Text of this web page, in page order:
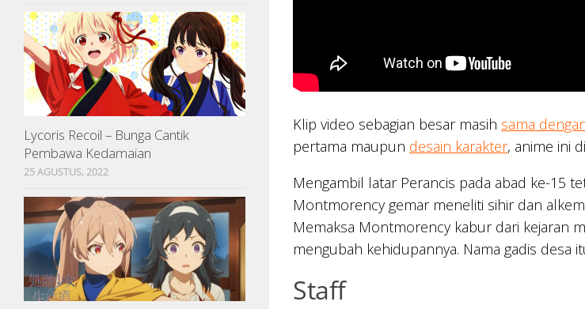
Klip video sebagian besar masih sama
pertama maupun desain karakter, anime ini
Mengambil latar Perancis pada abad ke-15
Montmorency gemar meneliti sihir dan
Memaksa Montmorency kabur dari kejaran
mengubah kehidupannya. Nama gadis desa
Staff
Lycoris Recoil – Bunga Cantik
Pembawa Kedamaian
25 AGUSTUS, 2022